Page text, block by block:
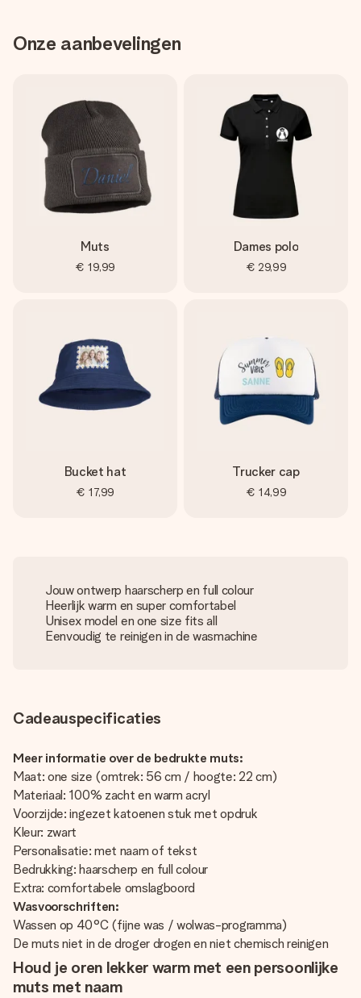
Onze aanbevelingen
Muts
€ 19,99
Dames polo
€ 29,99
Bucket hat
€ 17,99
Trucker cap
€ 14,99
Jouw ontwerp haarscherp en full colour
Heerlijk warm en super comfortabel
Unisex model en one size fits all
Eenvoudig te reinigen in de wasmachine
Cadeauspecificaties
Meer informatie over de bedrukte muts:
Maat: one size (omtrek: 56 cm / hoogte: 22 cm)
Materiaal: 100% zacht en warm acryl
Voorzijde: ingezet katoenen stuk met opdruk
Kleur: zwart
Personalisatie: met naam of tekst
Bedrukking: haarscherp en full colour
Extra: comfortabele omslagboord
Wasvoorschriften:
Wassen op 40°C (fijne was / wolwas-programma)
De muts niet in de droger drogen en niet chemisch reinigen
Houd je oren lekker warm met een persoonlijke
muts met naam